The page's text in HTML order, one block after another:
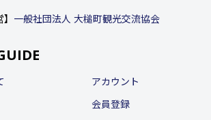
一般社団法人 大槌町観光交流協会
アカウント
会員登録